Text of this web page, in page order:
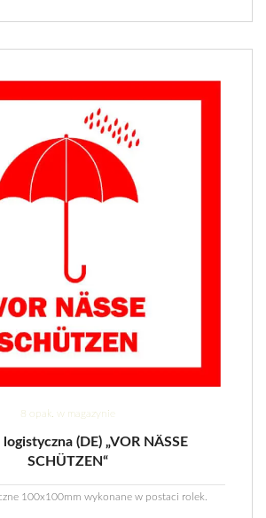
8 opak. w magazynie
(DE) „VOR NÄSSE
SCHÜTZEN“
100x100mm wykonane w postaci rolek.